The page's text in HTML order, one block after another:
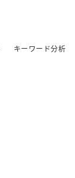
キーワード分析